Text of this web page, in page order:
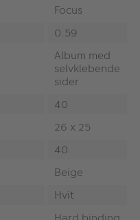
Focus
0.59
Album med
selvklebende
sider
40
26 x 25
40
Beige
Hvit